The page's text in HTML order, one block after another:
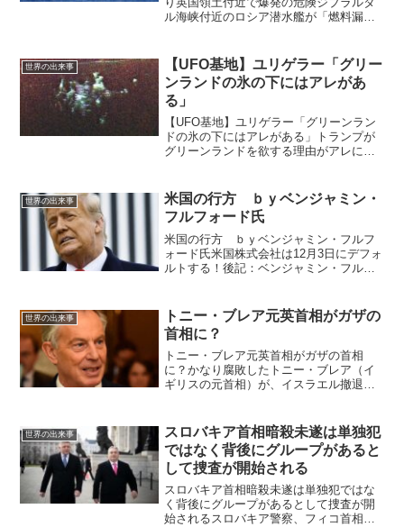
ル海峡付近のロシア潜水艦が「燃料漏れ
海峡で浮上しているのが発見され、「爆
発の危険」を宣言したと報...
世界の出来事
【UFO基地】ユリゲラー「グリー
ンランドの氷の下にはアレがあ
る」
【UFO基地】ユリゲラー「グリーンラン
ドの氷の下にはアレがある」トランプが
グリーンランドを欲する理由がアレにあ
基地】ユリゲラー「グリーンランドの氷
の下にはア...
世界の出来事
米国の行方 ｂｙベンジャミン・
フルフォード氏
米国の行方 ｂｙベンジャミン・フルフ
ォード氏米国株式会社は12月3日にデフォ
ルトする！後記：ベンジャミン・フルフ
っと出てくることがあると思います。
100％正確な情報では...
世界の出来事
トニー・ブレア元英首相がガザの
首相に？
トニー・ブレア元英首相がガザの首相
に？かなり腐敗したトニー・ブレア（イ
ギリスの元首相）が、イスラエル撤退後
ブレアなのでしょうか？？？ガザをパレ
スチナ人に返還するまでの5...
世界の出来事
スロバキア首相暗殺未遂は単独犯
ではなく背後にグループがあると
して捜査が開始される
スロバキア首相暗殺未遂は単独犯ではな
く背後にグループがあるとして捜査が開
始されるスロバキア警察、フィコ首相暗